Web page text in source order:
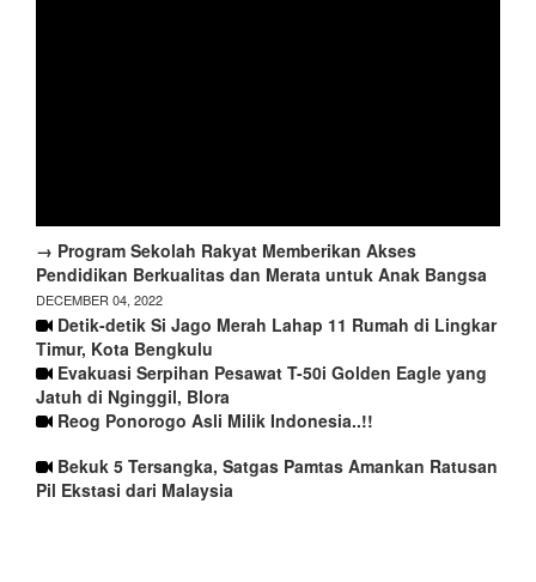
→ Program Sekolah Rakyat Memberikan Akses
Pendidikan Berkualitas dan Merata untuk Anak Bangsa
DECEMBER 04, 2022
Detik-detik Si Jago Merah Lahap 11 Rumah di Lingkar
Timur, Kota Bengkulu
Evakuasi Serpihan Pesawat T-50i Golden Eagle yang
Jatuh di Nginggil, Blora
Reog Ponorogo Asli Milik Indonesia..!!
Bekuk 5 Tersangka, Satgas Pamtas Amankan Ratusan
Pil Ekstasi dari Malaysia